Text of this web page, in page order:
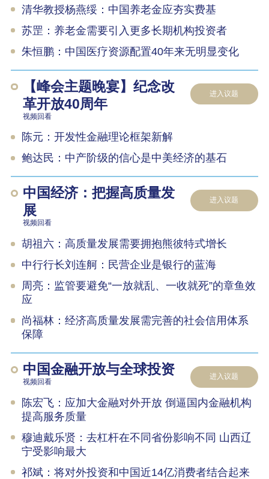
清华教授杨燕绥：中国养老金应夯实费基
苏罡：养老金需要引入更多长期机构投资者
朱恒鹏：中国医疗资源配置40年来无明显变化
【峰会主题晚宴】纪念改
革开放40周年
视频回看
进入议题
陈元：开发性金融理论框架新解
鲍达民：中产阶级的信心是中美经济的基石
中国经济：把握高质量发
展
视频回看
进入议题
胡祖六：高质量发展需要拥抱熊彼特式增长
中行行长刘连舸：民营企业是银行的蓝海
周亮：监管要避免“一放就乱、一收就死”的章鱼效
应
尚福林：经济高质量发展需完善的社会信用体系
保障
中国金融开放与全球投资
视频回看
进入议题
陈宏飞：应加大金融对外开放 倒逼国内金融机构
提高服务质量
穆迪戴乐贤：去杠杆在不同省份影响不同 山西辽
宁受影响最大
祁斌：将对外投资和中国近14亿消费者结合起来